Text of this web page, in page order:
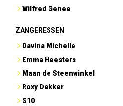
Wilfred Genee
ZANGERESSEN
Davina Michelle
Emma Heesters
Maan de Steenwinkel
Roxy Dekker
S10